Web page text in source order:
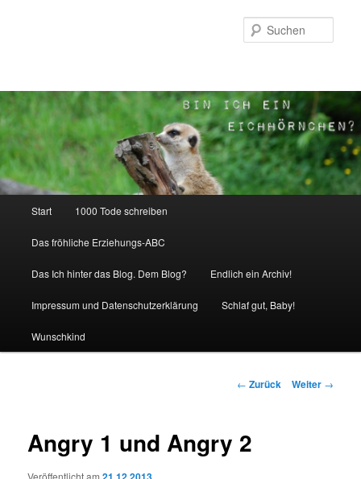
Start 1000 Tode schreiben
Das fröhliche Erziehungs-ABC
Das Ich hinter das Blog. Dem Blog? Endlich ein Archiv!
Impressum und Datenschutzerklärung Schlaf gut, Baby!
Wunschkind
Beitrags-
← Zurück Weiter →
Angry 1 und Angry 2
Veröffentlicht am